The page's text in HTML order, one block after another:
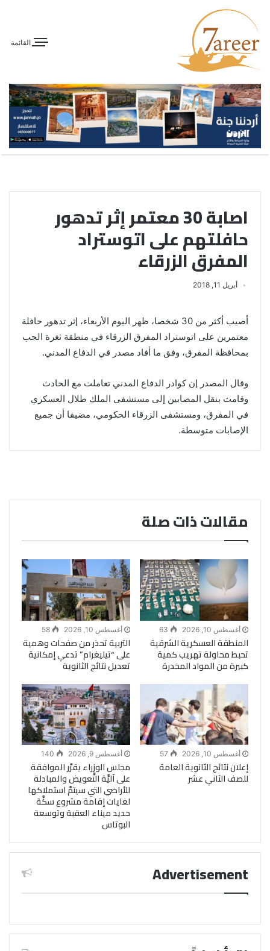
القائمة
اصابة 30 معتمر إثر تدهور
حافلتهم على اتوستراد
المفرق الزرقاء
أبريل 11, 2018
أصيب أكثر من 30 شخصا، ظهر اليوم الأربعاء، إثر تدهور حافلة
معتمرين على اتوستراد المفرق الزرقاء في منطقة ثغرة الجب
بمحافظة المفرق، وفق ما أفاد مصدر في الدفاع المدني.
وقال المصدر إن كوادر الدفاع المدني تعاملت مع الحادث
وقامت بنقل المصابين إلى مستشفى الملك طلال العسكري
في المفرق، ومستشفى الزرقاء الحكومي، مضيفا أن جميع
الإصابات متوسطة.
مقالات ذات صلة
أغسطس 10, 2026 63
المنطقة العسكرية الشرقية
تحبط محاولة تهريب كمية
كبيرة من المواد المخدرة
أغسطس 10, 2026 58
التربية تحذر من صفحات وهمية
على “تيليغرام” تدعي إمكانية
تعديل نتائج الثانوية
أغسطس 10, 2026 57
إعلان نتائج الثانوية العامة
للصف الثاني عشر
أغسطس 9, 2026 140
مجلس الوزراء يقرِّر الموافقة
على آليَّة التَّعويض والمبادلة
للأراضي التي سيتمَّ استملاكها
لغايات إقامة مشروع سكَّة
حديد ميناء العقبة وتوسعة
البوتاس
Advertisement